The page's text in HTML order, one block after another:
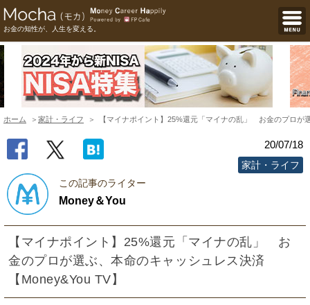
お金の知性が、人生を変える。
ホーム 家計・ライフ 【マイナポイント】25%還元「マイナの乱」 お金のプロが
20/07/18
家計・ライフ
この記事のライター
Money＆You
【マイナポイント】25%還元「マイナの乱」 お
金のプロが選ぶ、本命のキャッシュレス決済
【Money&You TV】